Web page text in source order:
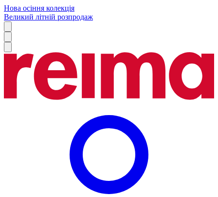
Нова осіння колекція
Великий літній розпродаж